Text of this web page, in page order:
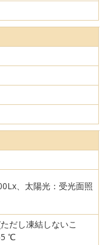
、太陽光：受光面照
だし凍結しないこ
℃